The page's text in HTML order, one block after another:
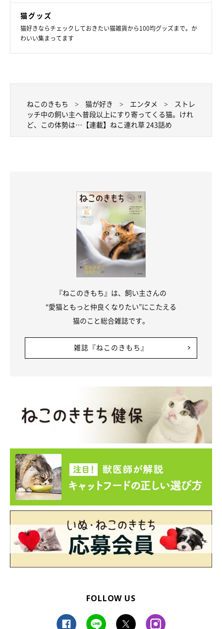
猫グッズ
猫好きならチェックしておきたい猫雑貨から100均グッズまで。か
わいい集まってます
ねこのきもち 猫が好き エンタメ
ストレ
ッチ中の飼い主へ普段以上にすり寄ってくる猫。けれ
ど、この体勢は…【連載】ねこ連れ草 243話め
『ねこのきもち』は、飼い主さんの
“愛猫ともっと仲良くなりたい”にこたえる
猫のこと総合雑誌です。
雑誌『ねこのきもち』
FOLLOW US